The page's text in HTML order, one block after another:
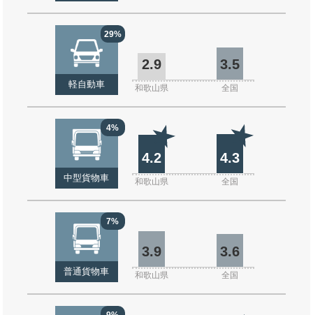
29%
軽自動車
2.9 3.5
和歌山県 全国
4%
中型貨物車
4.2 4.3
和歌山県 全国
7%
普通貨物車
3.9 3.6
和歌山県 全国